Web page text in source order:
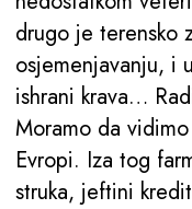
drugo je terensko
osjemenjavanju, i
ishrani krava…
Moramo da
Evropi. Iza tog
struka, jeftini